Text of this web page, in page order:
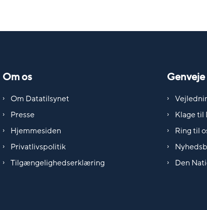
Om os
Om Datatilsynet
Presse
Hjemmesiden
Privatlivspolitik
Tilgængelighedserklæring
Genveje
Klage til
Ring til
Den